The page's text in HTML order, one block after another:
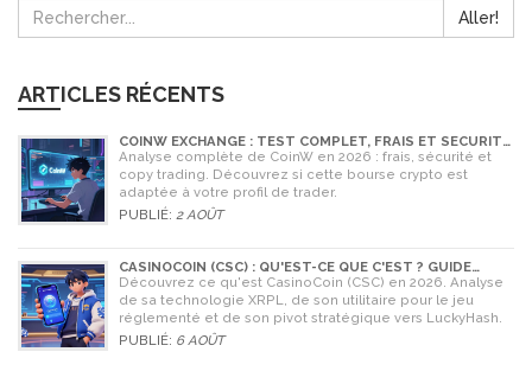
Aller!
ARTICLES RÉCENTS
COINW EXCHANGE : TEST COMPLET, FRAIS ET SÉCURITÉ
EN 2026
Analyse complète de CoinW en 2026 : frais, sécurité et
copy trading. Découvrez si cette bourse crypto est
adaptée à votre profil de trader.
PUBLIÉ: 2 AOÛT
CASINOCOIN (CSC) : QU'EST-CE QUE C'EST ? GUIDE
COMPLET, TOKENOMICS ET AVENIR EN 2026
Découvrez ce qu'est CasinoCoin (CSC) en 2026. Analyse
de sa technologie XRPL, de son utilitaire pour le jeu
réglementé et de son pivot stratégique vers LuckyHash.
PUBLIÉ: 6 AOÛT